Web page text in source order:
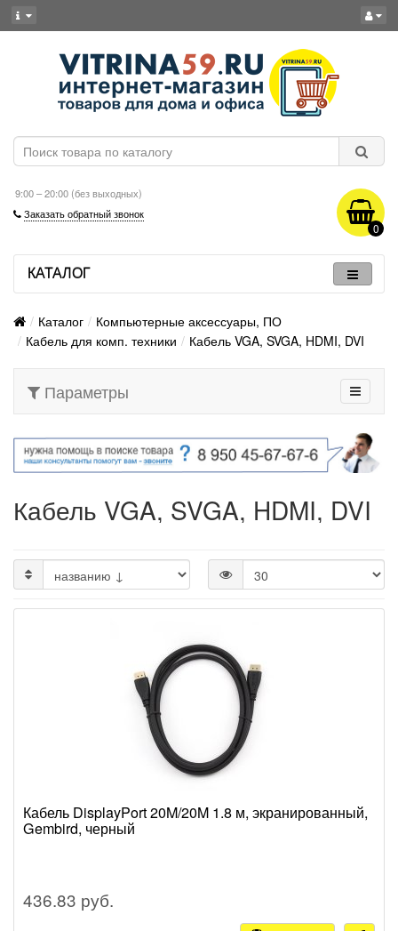
9:00 – 20:00 (без выходных)
Заказать обратный звонок
0
КАТАЛОГ
Каталог
Компьютерные аксессуары, ПО
Кабель для комп. техники
Кабель VGA, SVGA, HDMI, DVI
Параметры
Кабель VGA, SVGA, HDMI, DVI
Кабель DisplayPort 20M/20M 1.8 м, экранированный,
Gembird, черный
436.83 руб.